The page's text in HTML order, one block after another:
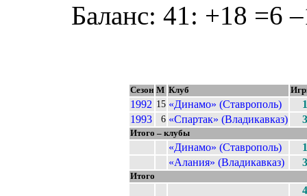
Баланс: 41: +18 =6
Сезон М Клуб
1992 15 «Динамо» (Ставрополь)
1993
6 «Спартак» (Владикавказ)
Итого – клубы
«Динамо» (Ставрополь)
«Алания» (Владикавказ)
Итого